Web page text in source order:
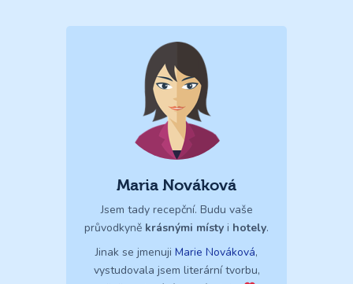
Maria Nováková
Jsem tady recepční. Budu vaše
průvodkyně krásnými místy i hotely.
Jinak se jmenuji Marie Nováková,
vystudovala jsem literární tvorbu,